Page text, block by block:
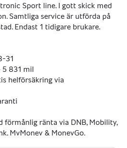
Sport line. I gott skick med
Samtliga service är utförda på
Endast 1 tidigare brukare.
31
5 831 mil
helförsäkring via
förmånlig ränta via DNB, Mobility,
MyMoney & MoneyGo.